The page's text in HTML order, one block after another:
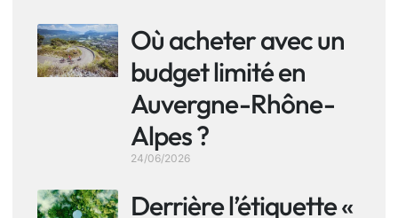
Où acheter avec un
budget limité en
Auvergne-Rhône-
Alpes ?
24/06/2026
Derrière l’étiquette «